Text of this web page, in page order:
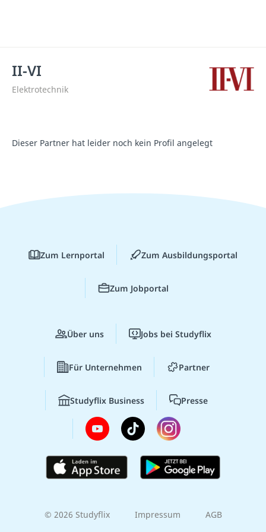
II-VI
Elektrotechnik
Dieser Partner hat leider noch kein Profil angelegt
Zum Lernportal Zum Ausbildungsportal
Zum Jobportal
Über uns Jobs bei Studyflix
Für Unternehmen Partner
Studyflix Business Presse
© 2026 Studyflix Impressum AGB